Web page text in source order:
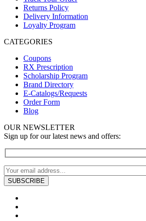
Returns Policy
Delivery Information
Loyalty Program
CATEGORIES
Coupons
RX Prescription
Scholarship Program
Brand Directory
E-Catalogs/Requests
Order Form
Blog
OUR NEWSLETTER
Sign up for our latest news and offers: